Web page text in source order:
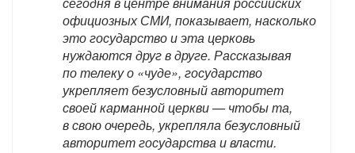
официозных СМИ, показывает, насколько
это государство и эта церковь
нуждаются друг в друге. Рассказывая
по телеку о «чуде», государство
укрепляет безусловный авторитет
своей карманной церкви — чтобы та,
в свою очередь, укрепляла безусловный
авторитет государства и власти.